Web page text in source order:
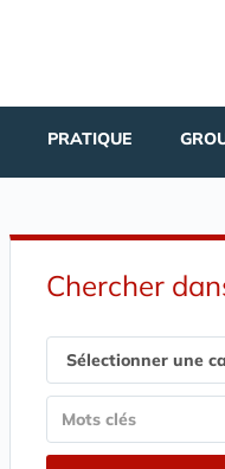
PRATIQUE
Chercher